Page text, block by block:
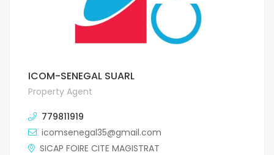
ICOM-SENEGAL SUARL
Property Agent
779811919
icomsenegal35@gmail.com
SICAP FOIRE CITE MAGISTRAT